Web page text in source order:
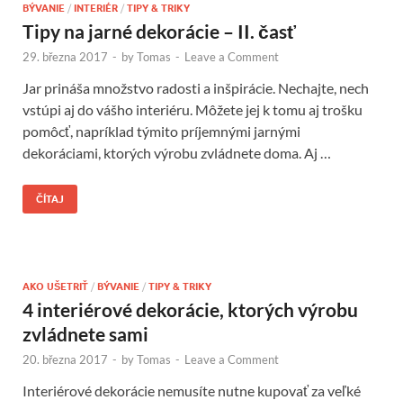
BÝVANIE / INTERIÉR / TIPY & TRIKY
Tipy na jarné dekorácie – II. časť
29. března 2017 - byTomas - Leave a Comment
Jar prináša množstvo radosti a inšpirácie. Nechajte, nech
vstúpi aj do vášho interiéru. Môžete jej k tomu aj trošku
pomôcť, napríklad týmito príjemnými jarnými
dekoráciami, ktorých výrobu zvládnete doma. Aj …
ČÍTAJ
AKO UŠETRIŤ / BÝVANIE / TIPY & TRIKY
4 interiérové dekorácie, ktorých výrobu
zvládnete sami
20. března 2017 - byTomas - Leave a Comment
Interiérové dekorácie nemusíte nutne kupovať za veľké